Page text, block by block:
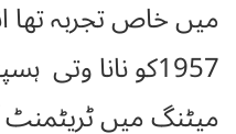
1957کو نانا
میٹنگ میں ٹریٹمنٹ